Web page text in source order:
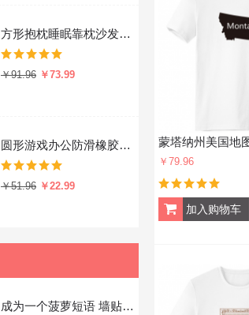
方形抱枕睡眠靠枕沙发靠垫双面含芯
￥91.96 ￥73.99
圆形游戏办公防滑橡胶鼠标垫礼物
￥51.96 ￥22.99
成为一个菠萝短语 墙贴纸剪影学校教室宿舍背景墙家居卧室房间装饰画可移除贴画
￥79.96